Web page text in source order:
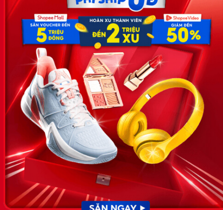
Địa chỉ: Số 81, ngõ 68, đường Cầu Giấy, Tổ 05, Phường Quan
Hoa, Quận Cầu Giấy, TP Hà Nội, Việt Nam
SĐT: 0981 448 766
Email:
hotro@timviec.com.vn
VỀ CHÚNG TÔI
News.timviec.com.vn là website cung cấp thông tin liên quan đến
nhân sự, nghề nghiệp do Timviec.com.vn vận hành nhằm giúp
doanh nghiệp, nhân sự tuyển dụng, người đi làm, người tìm việc
cập nhật thông tin và đáp ứng được mong muốn của mình.
KẾT NỐI
Giấy phép hoạt động dịch vụ
việc làm số 54/2019/SLĐTBXH-
GP do Sở lao động thương
binh và xã hội cấp ngày 30
tháng 12 năm 2019.